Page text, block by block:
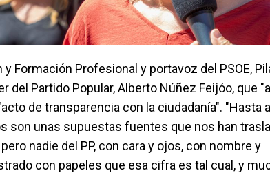
Formación Profesional y portavoz del PSOE,
del Partido Popular, Alberto Núñez Feijóo, que
de transparencia con la ciudadanía". "Hasta
son unas supuestas fuentes que nos han
nadie del PP, con cara y ojos, con nombre y
con papeles que esa cifra es tal cual, y